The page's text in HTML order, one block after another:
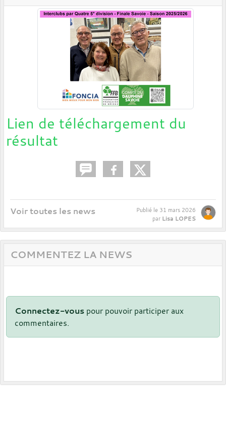
Lien de téléchargement du
résultat
Voir toutes les news Publié le 31 mars 2026
par Lisa LOPES
COMMENTEZ LA NEWS
Connectez-vous pour pouvoir participer aux
commentaires.